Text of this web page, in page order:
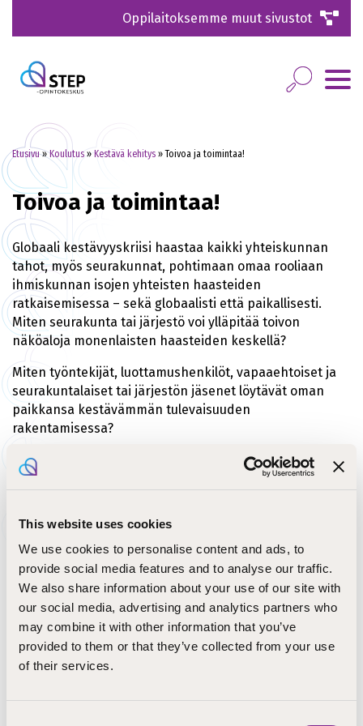
This website uses cookies
We use cookies to personalise content and ads, to
provide social media features and to analyse our traffic.
We also share information about your use of our site with
our social media, advertising and analytics partners who
may combine it with other information that you’ve
provided to them or that they’ve collected from your use
of their services.
Oppilaitoksemme muut sivustot
Etusivu»Koulutus » Kestävä kehitys »Toivoa ja toimintaa!
Toivoa ja toimintaa!
Globaali kestävyyskriisi haastaa kaikki yhteiskunnan
tahot, myös seurakunnat, pohtimaan omaa rooliaan
ihmiskunnan isojen yhteisten haasteiden
ratkaisemisessa – sekä globaalisti että paikallisesti.
Miten seurakunta tai järjestö voi ylläpitää toivon
näköaloja monenlaisten haasteiden keskellä?
Miten työntekijät, luottamushenkilöt, vapaaehtoiset ja
seurakuntalaiset tai järjestön jäsenet löytävät oman
paikkansa kestävämmän tulevaisuuden
rakentamisessa?
Miten johtamisen, suunnittelun ja päätöksenteon
rakenteet sekä organisaation arkiset käytännöt
kansainvälinen vastuu eivät jää yksittäisten
työntekijöiden tai aktiivien vastuulle, vaan jäsentyvät
osaksi seurakunnan tai järjestön perustehtävää? Entä
miten käsittelemme näihin teemoihin liittyviä
tunnekuormaa ja viestinnällisiä haasteita?
Tämä paikallisten tarpeiden mukaan räätälöitävä